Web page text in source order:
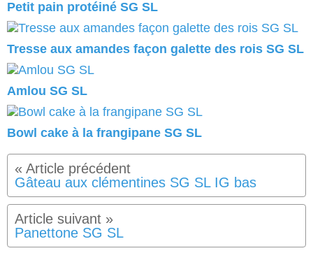
Petit pain protéiné SG SL
Tresse aux amandes façon galette des rois SG SL
Amlou SG SL
Bowl cake à la frangipane SG SL
Gâteau aux clémentines SG SL IG bas
Panettone SG SL